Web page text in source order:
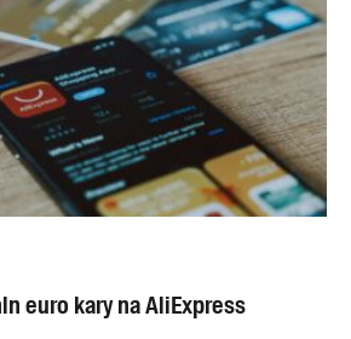
euro kary na AliExpress